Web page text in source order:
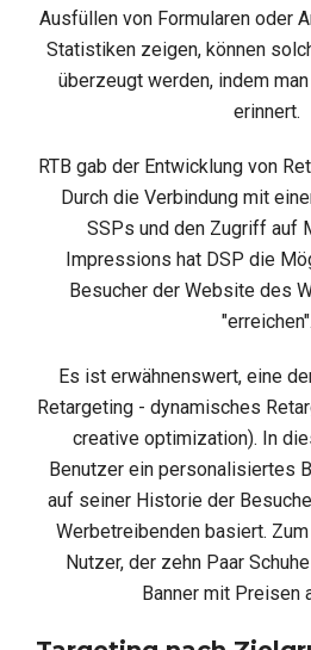
Ausfüllen von Formularen oder
Statistiken zeigen, können
überzeugt werden, indem
erinnert.
RTB gab der Entwicklung von
Durch die Verbindung mit
SSPs und den Zugriff auf
Impressions hat DSP die
Besucher der Website des
"erreichen".
Es ist erwähnenswert, eine
Retargeting - dynamisches
creative optimization). In
Benutzer ein personalisiertes
auf seiner Historie der
Werbetreibenden basiert.
Nutzer, der zehn Paar
Banner mit Preisen